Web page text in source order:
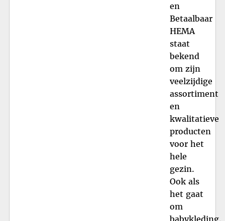
en
Betaalbaar
HEMA
staat
bekend
om zijn
veelzijdige
assortiment
en
kwalitatieve
producten
voor het
hele
gezin.
Ook als
het gaat
om
babykleding,